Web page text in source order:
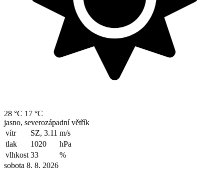
28 °C 17 °C
jasno, severozápadní větřík
vítr
SZ, 3.11 m/s
tlak
1020
hPa
vlhkost 33
%
sobota 8. 8. 2026